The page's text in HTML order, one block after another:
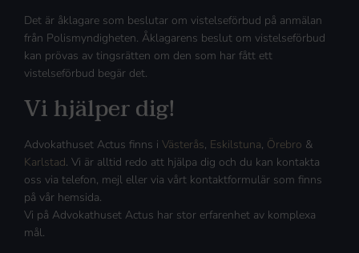
Det är åklagare som beslutar om vistelseförbud på anmälan
från Polismyndigheten. Åklagarens beslut om vistelseförbud
kan prövas av tingsrätten om den som har fått ett
vistelseförbud begär det.
Vi hjälper dig!
Advokathuset Actus finns i Västerås, Eskilstuna, Örebro &
Karlstad. Vi är alltid redo att hjälpa dig och du kan kontakta
oss via telefon, mejl eller via vårt kontaktformulär som finns
på vår hemsida.
Vi på Advokathuset Actus har stor erfarenhet av komplexa
mål.